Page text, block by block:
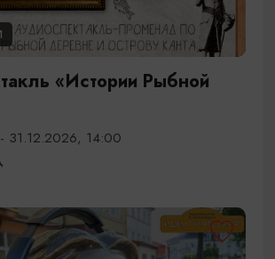
«Истории Рыбной
31.12.2026, 14:00